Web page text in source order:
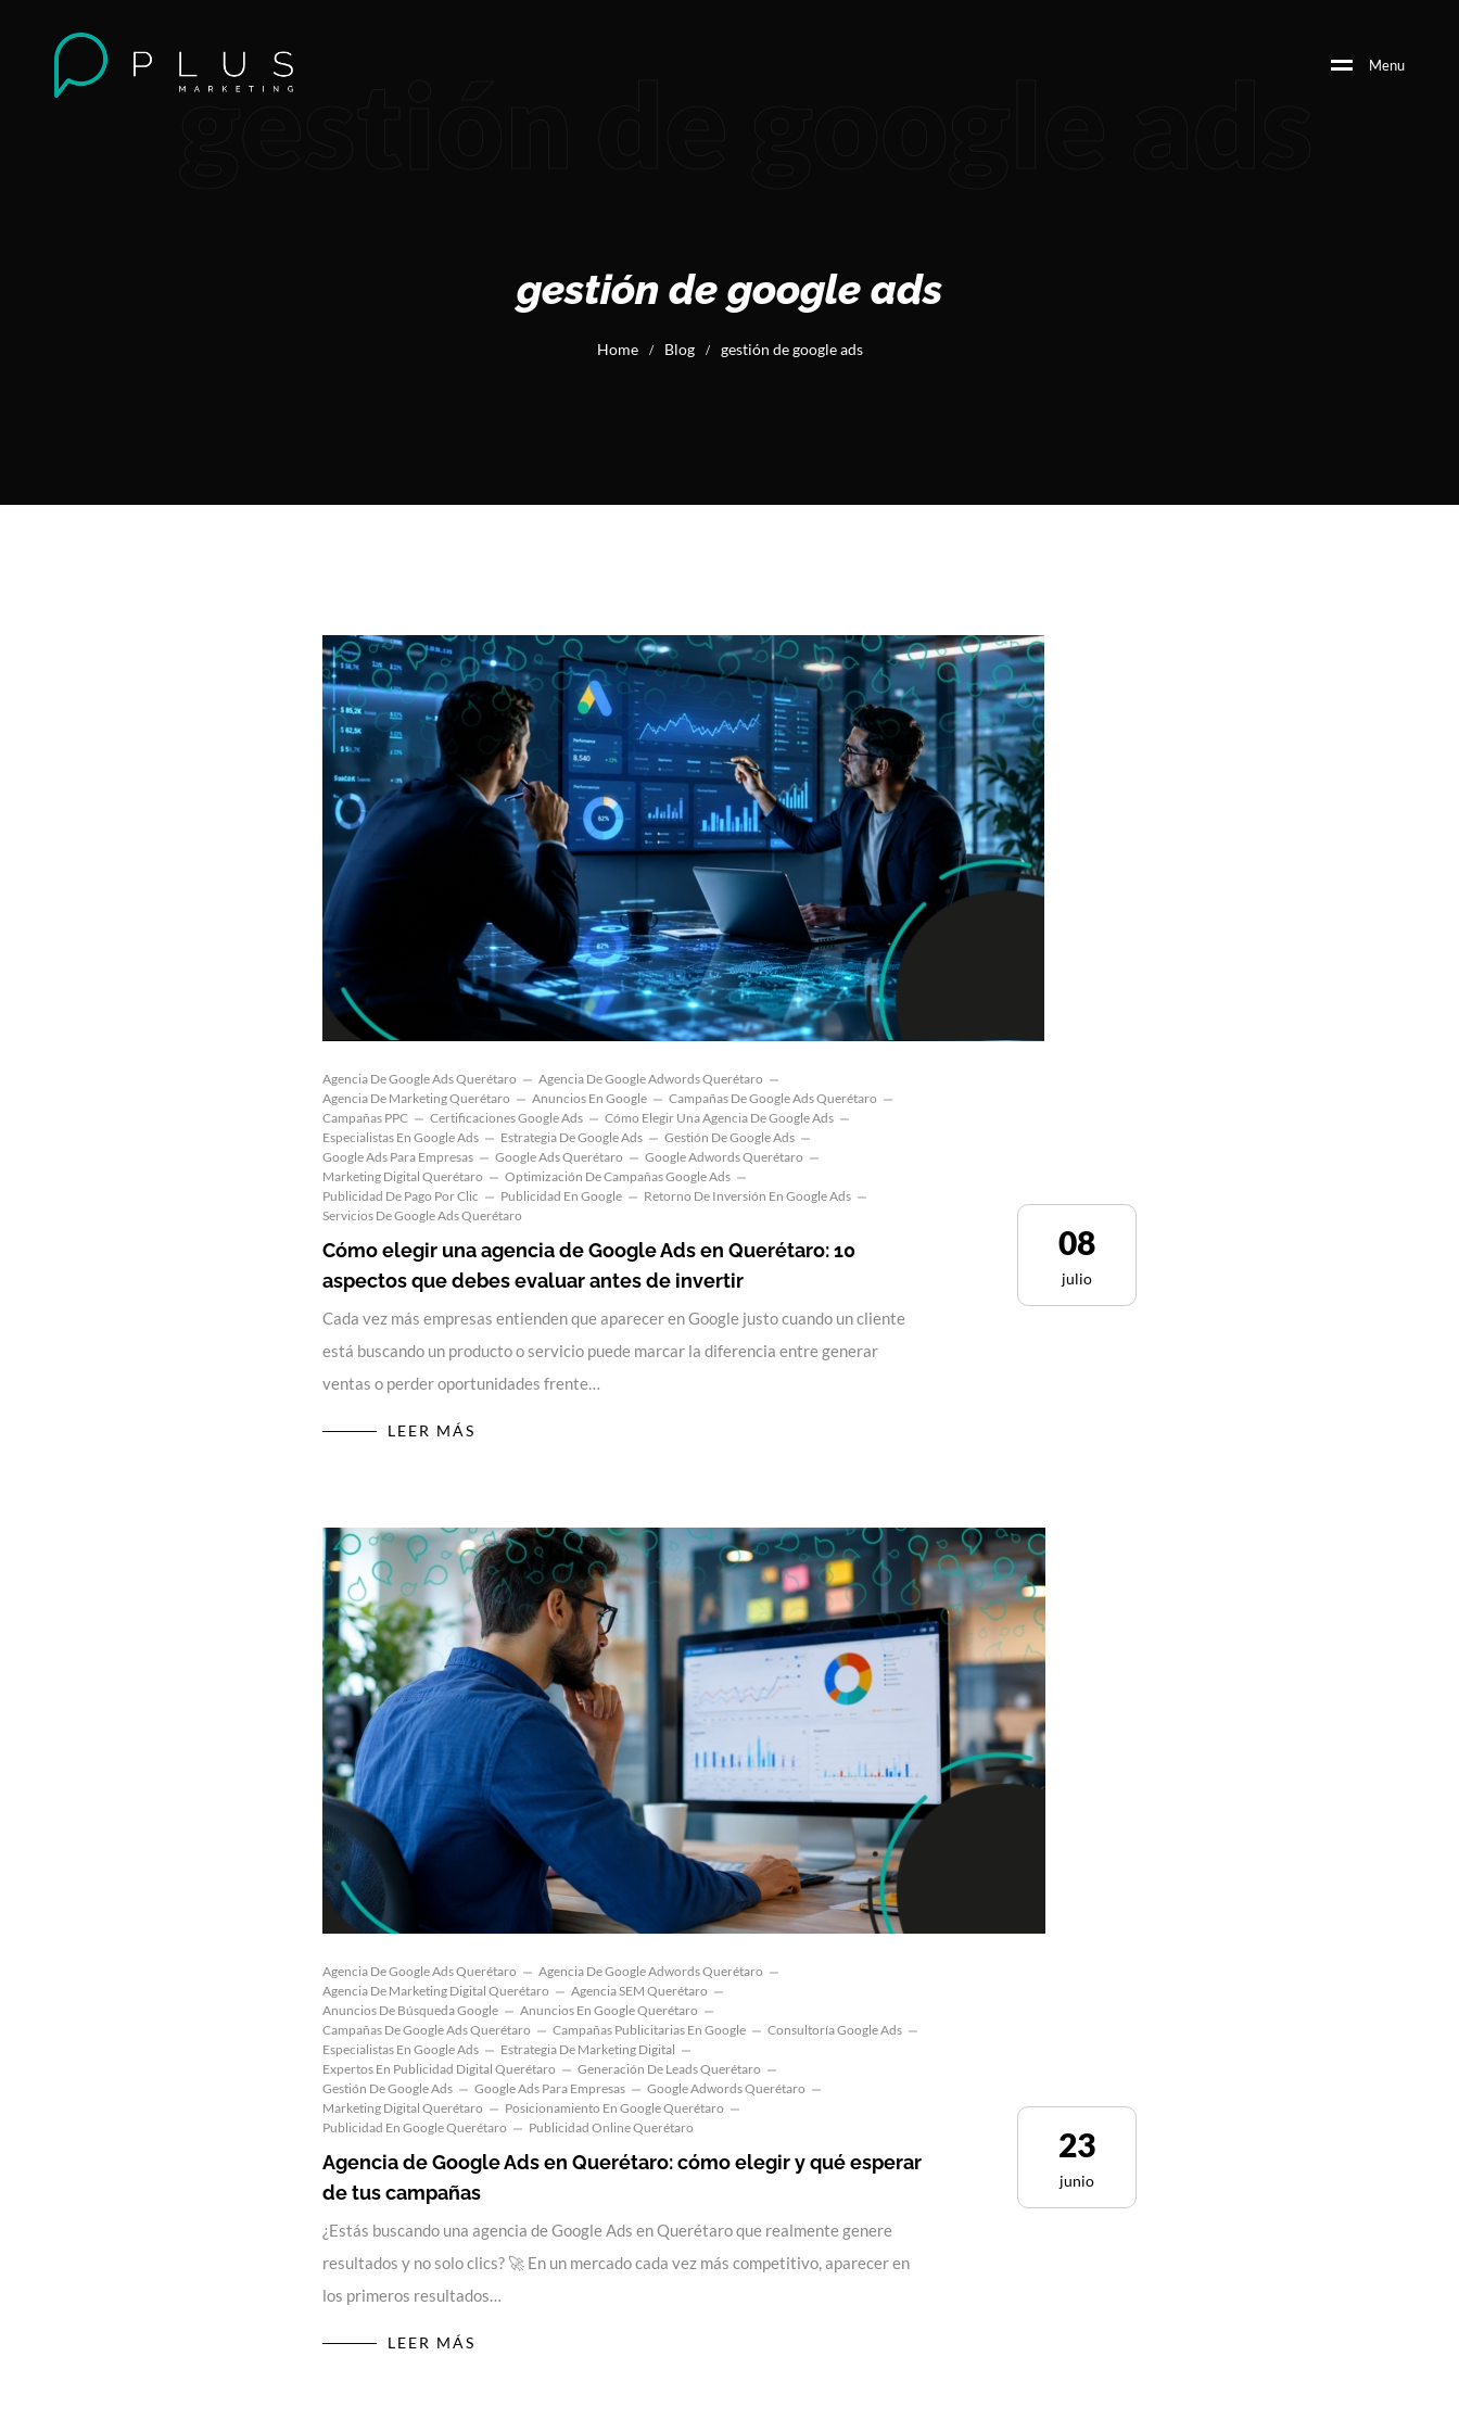
Menu
gestión de google ads
gestión de google ads
Home / Blog / gestión de google ads
Agencia De Google Ads Querétaro
Agencia De Google Adwords Querétaro
Agencia De Marketing Querétaro
Anuncios En Google
Campañas De Google Ads Querétaro
Campañas PPC
Certificaciones Google Ads
Cómo Elegir Una Agencia De Google Ads
Especialistas En Google Ads
Estrategia De Google Ads
Gestión De Google Ads
Google Ads Para Empresas
Google Ads Querétaro
Google Adwords Querétaro
Marketing Digital Querétaro
Optimización De Campañas Google Ads
Publicidad De Pago Por Clic
Publicidad En Google
Retorno De Inversión En Google Ads
Servicios De Google Ads Querétaro
Cómo elegir una agencia de Google Ads en Querétaro: 10
aspectos que debes evaluar antes de invertir
Cada vez más empresas entienden que aparecer en Google justo cuando un cliente
está buscando un producto o servicio puede marcar la diferencia entre generar
ventas o perder oportunidades frente…
LEER MÁS
08
julio
Agencia De Google Ads Querétaro
Agencia De Google Adwords Querétaro
Agencia De Marketing Digital Querétaro
Agencia SEM Querétaro
Anuncios De Búsqueda Google
Anuncios En Google Querétaro
Campañas De Google Ads Querétaro
Campañas Publicitarias En Google
Consultoría Google Ads
Especialistas En Google Ads
Estrategia De Marketing Digital
Expertos En Publicidad Digital Querétaro
Generación De Leads Querétaro
Gestión De Google Ads
Google Ads Para Empresas
Google Adwords Querétaro
Marketing Digital Querétaro
Posicionamiento En Google Querétaro
Publicidad En Google Querétaro
Publicidad Online Querétaro
Agencia de Google Ads en Querétaro: cómo elegir y qué esperar
de tus campañas
¿Estás buscando una agencia de Google Ads en Querétaro que realmente genere
resultados y no solo clics? 🚀 En un mercado cada vez más competitivo, aparecer en
los primeros resultados…
LEER MÁS
23
junio